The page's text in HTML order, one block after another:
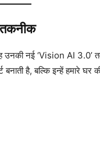
नई ‘Vision AI 3.0’
बनाती है, बल्कि इन्हें हमारे